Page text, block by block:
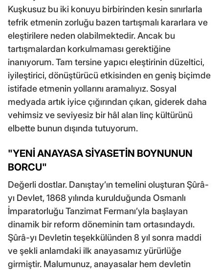
Kuşkusuz bu iki konuyu birbirinden kesin sınırlarla
tefrik etmenin zorluğu bazen tartışmalı kararlara ve
eleştirilere neden olabilmektedir. Ancak bu
tartışmalardan korkulmaması gerektiğine
inanıyorum. Tam tersine yapıcı eleştirinin düzeltici,
iyileştirici, dönüştürücü etkisinden en geniş biçimde
istifade etmenin yollarını aramalıyız. Sosyal
medyada artık iyice çığırından çıkan, giderek daha
vehimsiz ve seviyesiz bir hâl alan linç kültürünü
elbette bunun dışında tutuyorum.
"YENİ ANAYASA SİYASETİN BOYNUNUN
BORCU"
Değerli dostlar. Danıştay’ın temelini oluşturan Şûrâ-
yı Devlet, 1868 yılında kurulduğunda Osmanlı
İmparatorluğu Tanzimat Fermanı’yla başlayan
dinamik bir reform döneminin tam ortasındaydı.
Şûrâ-yı Devletin teşekkülünden 8 yıl sonra maddi
ve şekli anlamdaki ilk anayasamız yürürlüğe
girmiştir. Malumunuz, anayasalar hem devletin